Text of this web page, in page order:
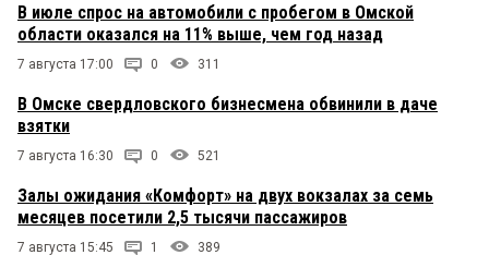
В июле спрос на автомобили с пробегом в Омской
области оказался на 11% выше, чем год назад
7 августа 17:00 0 311
В Омске свердловского бизнесмена обвинили в даче
взятки
7 августа 16:30 0 521
Залы ожидания «Комфорт» на двух вокзалах за семь
месяцев посетили 2,5 тысячи пассажиров
7 августа 15:45 1 389